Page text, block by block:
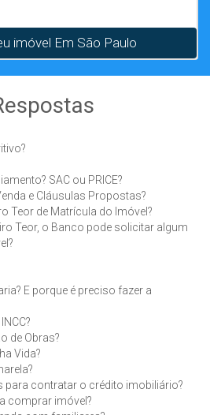
imóvel Em São Paulo
SAC ou PRICE?
e Cláusulas Propostas?
Teor de Matrícula do Imóvel?
Teor, o Banco pode solicitar algum
E porque é preciso fazer a
de Obras?
Vida?
para contratar o crédito imobiliário?
comprar imóvel?